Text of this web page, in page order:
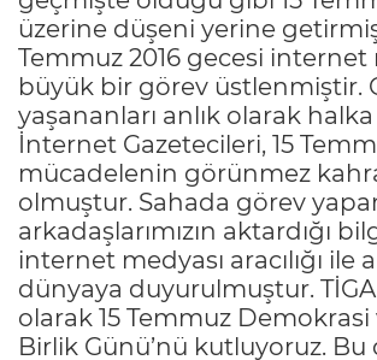
üzerine düşeni yerine
Temmuz 2016 gecesi internet
büyük bir görev üstlenmiştir.
yaşananları anlık olarak
İnternet Gazetecileri, 15
mücadelenin görünmez
olmuştur. Sahada görev
arkadaşlarımızın aktardığı
internet medyası aracılığı ile
dünyaya duyurulmuştur.
olarak 15 Temmuz Demokrasi
Birlik Günü’nü kutluyoruz. Bu